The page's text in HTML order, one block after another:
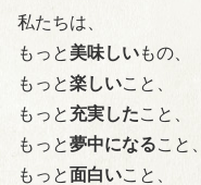
私たちは、
もっと 美味しいもの、
もっと楽しいこと、
もっと 充実したこと、
もっと夢中になること、
もっと面白いこと、